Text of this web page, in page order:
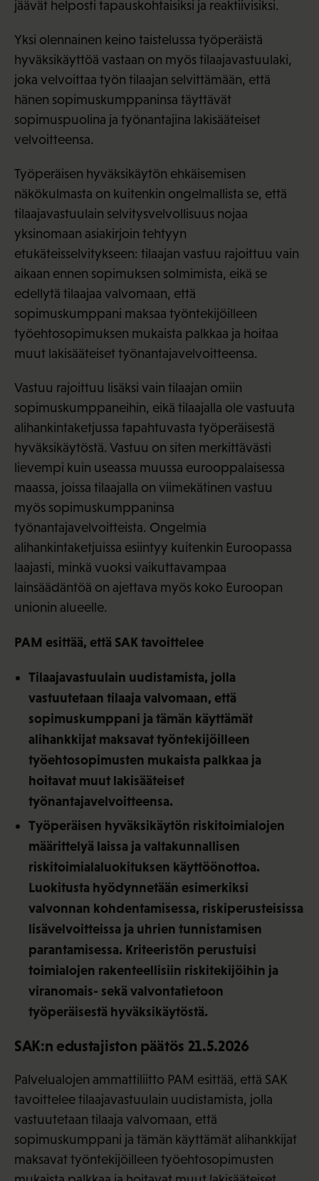
jäävät helposti tapauskohtaisiksi ja reaktiivisiksi.
Yksi olennainen keino taistelussa työperäistä
hyväksikäyttöä vastaan on myös tilaajavastuulaki,
joka velvoittaa työn tilaajan selvittämään, että
hänen sopimuskumppaninsa täyttävät
sopimuspuolina ja työnantajina lakisääteiset
velvoitteensa.
Työperäisen hyväksikäytön ehkäisemisen
näkökulmasta on kuitenkin ongelmallista se, että
tilaajavastuulain selvitysvelvollisuus nojaa
yksinomaan asiakirjoin tehtyyn
etukäteisselvitykseen: tilaajan vastuu rajoittuu vain
aikaan ennen sopimuksen solmimista, eikä se
edellytä tilaajaa valvomaan, että
sopimuskumppani maksaa työntekijöilleen
työehtosopimuksen mukaista palkkaa ja hoitaa
muut lakisääteiset työnantajavelvoitteensa.
Vastuu rajoittuu lisäksi vain tilaajan omiin
sopimuskumppaneihin, eikä tilaajalla ole vastuuta
alihankintaketjussa tapahtuvasta työperäisestä
hyväksikäytöstä. Vastuu on siten merkittävästi
lievempi kuin useassa muussa eurooppalaisessa
maassa, joissa tilaajalla on viimekätinen vastuu
myös sopimuskumppaninsa
työnantajavelvoitteista. Ongelmia
alihankintaketjuissa esiintyy kuitenkin Euroopassa
laajasti, minkä vuoksi vaikuttavampaa
lainsäädäntöä on ajettava myös koko Euroopan
unionin alueelle.
PAM esittää, että SAK tavoittelee
Tilaajavastuulain uudistamista, jolla
vastuutetaan tilaaja valvomaan, että
sopimuskumppani ja tämän käyttämät
alihankkijat maksavat työntekijöilleen
työehtosopimusten mukaista palkkaa ja
hoitavat muut lakisääteiset
työnantajavelvoitteensa.
Työperäisen hyväksikäytön riskitoimialojen
määrittelyä laissa ja valtakunnallisen
riskitoimialaluokituksen käyttöönottoa.
Luokitusta hyödynnetään esimerkiksi
valvonnan kohdentamisessa, riskiperusteisissa
lisävelvoitteissa ja uhrien tunnistamisen
parantamisessa. Kriteeristön perustuisi
toimialojen rakenteellisiin riskitekijöihin ja
viranomais- sekä valvontatietoon
työperäisestä hyväksikäytöstä.
SAK:n edustajiston päätös 21.5.2026
Palvelualojen ammattiliitto PAM esittää, että SAK
tavoittelee tilaajavastuulain uudistamista, jolla
vastuutetaan tilaaja valvomaan, että
sopimuskumppani ja tämän käyttämät alihankkijat
maksavat työntekijöilleen työehtosopimusten